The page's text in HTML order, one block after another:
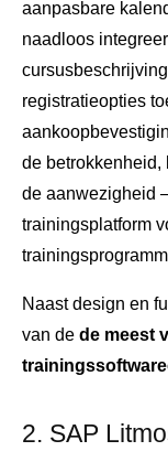
aanpasbare
naadloos
registratieopties
de betrokkenheid,
de aanwezigheid
trainingsplatform
Naast design en
van de de meest
2. SAP